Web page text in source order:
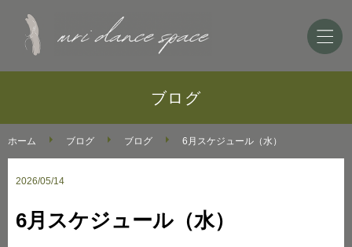
ホーム
ダンススクールのご案内
ブログ
ブログ
ホーム ブログ ブログ 6月スケジュール（水）
2026/05/14
6月スケジュール（水）